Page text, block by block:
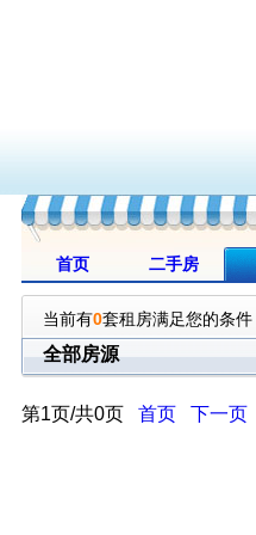
首页 二手房
当前有0套租房满足您的条件
全部房源
第1页/共0页 首页 下一页